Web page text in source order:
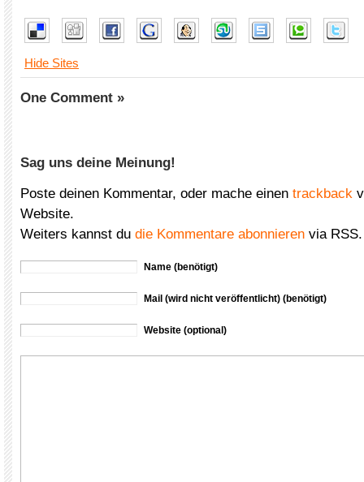
Hide Sites
One Comment »
Sag uns deine Meinung!
Poste deinen Kommentar, oder mache einen trackback
Website.
Weiters kannst du die Kommentare abonnieren via RSS.
Name (benötigt)
Mail (wird nicht veröffentlicht) (benötigt)
Website (optional)